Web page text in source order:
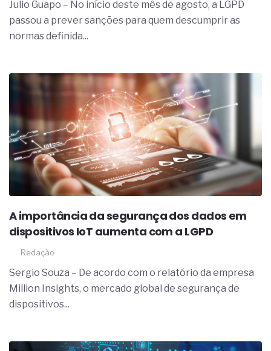
Julio Guapo – No início deste mês de agosto, a LGPD
passou a prever sanções para quem descumprir as
normas definida...
A importância da segurança dos dados em
dispositivos IoT aumenta com a LGPD
Redação
Sergio Souza – De acordo com o relatório da empresa
Million Insights, o mercado global de segurança de
dispositivos...